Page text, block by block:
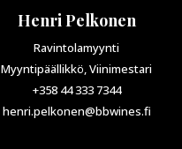
Henri Pelkonen
Ravintolamyynti
Myyntipäällikkö, Viinimestari
+358 44 333 7344
henri.pelkonen@bbwines.fi